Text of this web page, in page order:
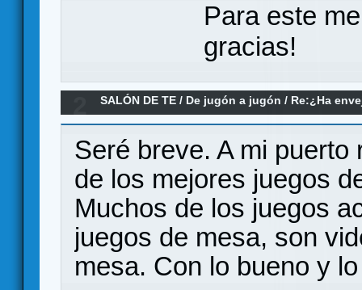
Para este
gracias!
SALÓN DE TE / De jugón a jugón / Re:¿Ha
juegos modernos no le llegan a la altura?
Seré breve. A mi
de los mejores juegos
Muchos de los juegos
juegos de mesa, son
mesa. Con lo bueno y